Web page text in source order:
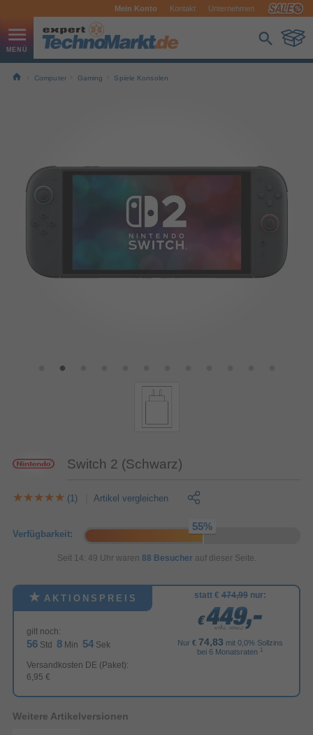
Mein Konto Kontakt Unternehmen
Computer Gaming Spiele Konsolen
Switch 2 (Schwarz)
(1) Artikel vergleichen
Verfügbarkeit:
Seit 14: 49 Uhr waren 88 Besucherauf dieser Seite.
AKTIONSPREIS
gilt noch:
56 Std 8 Min 54 Sek
Versandkosten DE (Paket):
6,95 €
statt €474,99nur:
€449,-
€449,-
€449,-
inkl. MwSt.
Nur € 74,83 mit 0,0% Sollzins
bei 6 Monatsraten 1
Weitere Artikelversionen